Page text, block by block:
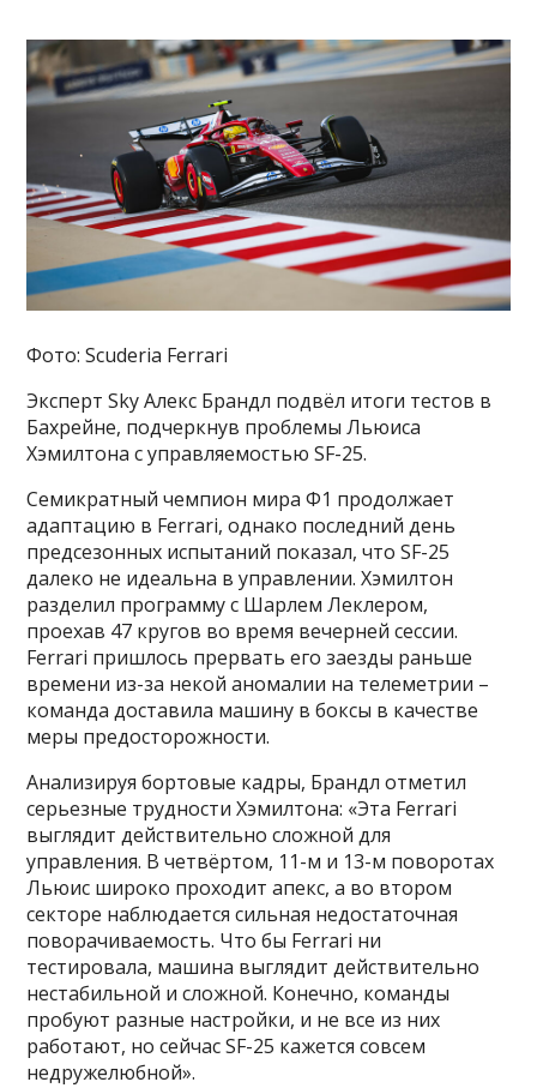
Фото: Scuderia Ferrari
Эксперт Sky Алекс Брандл подвёл итоги тестов в
Бахрейне, подчеркнув проблемы Льюиса
Хэмилтона с управляемостью SF-25.
Семикратный чемпион мира Ф1 продолжает
адаптацию в Ferrari, однако последний день
предсезонных испытаний показал, что SF-25
далеко не идеальна в управлении. Хэмилтон
разделил программу с Шарлем Леклером,
проехав 47 кругов во время вечерней сессии.
Ferrari пришлось прервать его заезды раньше
времени из-за некой аномалии на телеметрии –
команда доставила машину в боксы в качестве
меры предосторожности.
Анализируя бортовые кадры, Брандл отметил
серьезные трудности Хэмилтона: «Эта Ferrari
выглядит действительно сложной для
управления. В четвёртом, 11-м и 13-м поворотах
Льюис широко проходит апекс, а во втором
секторе наблюдается сильная недостаточная
поворачиваемость. Что бы Ferrari ни
тестировала, машина выглядит действительно
нестабильной и сложной. Конечно, команды
пробуют разные настройки, и не все из них
работают, но сейчас SF-25 кажется совсем
недружелюбной».